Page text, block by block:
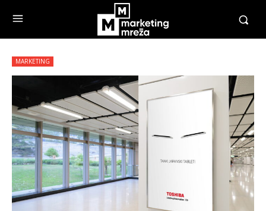
MARKETING